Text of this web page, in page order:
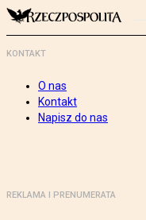
KONTAKT
O nas
Kontakt
Napisz do nas
REKLAMA I PRENUMERATA